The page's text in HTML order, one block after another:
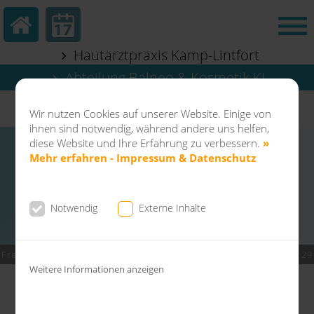
Wir nutzen Cookies auf unserer Website. Einige von
ihnen sind notwendig, während andere uns helfen,
diese Website und Ihre Erfahrung zu verbessern. »
Mehr erfahren - Impressum & Datenschutz
Notwendig Externe Inhalte
Weitere Informationen anzeigen
Hautarztpraxis Kamp-Lintfort
Abteilung Balneo & Kosmetik KL
02842- 9 03 06 29